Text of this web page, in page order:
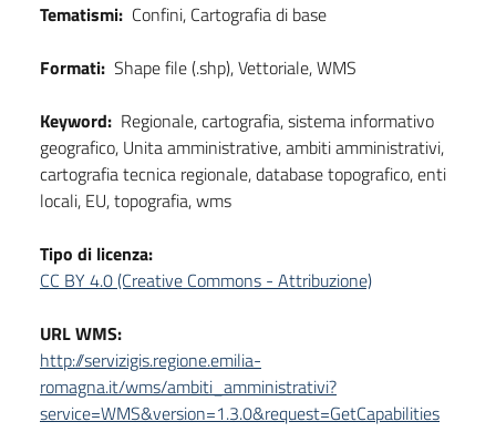
Tematismi: Confini, Cartografia di base
Formati: Shape file (.shp), Vettoriale, WMS
Keyword: Regionale, cartografia, sistema informativo
geografico, Unita amministrative, ambiti amministrativi,
cartografia tecnica regionale, database topografico, enti
locali, EU, topografia, wms
Tipo di licenza:
CC BY 4.0 (Creative Commons - Attribuzione)
URL WMS:
http://servizigis.regione.emilia-
romagna.it/wms/ambiti_amministrativi?
service=WMS&version=1.3.0&request=GetCapabilities